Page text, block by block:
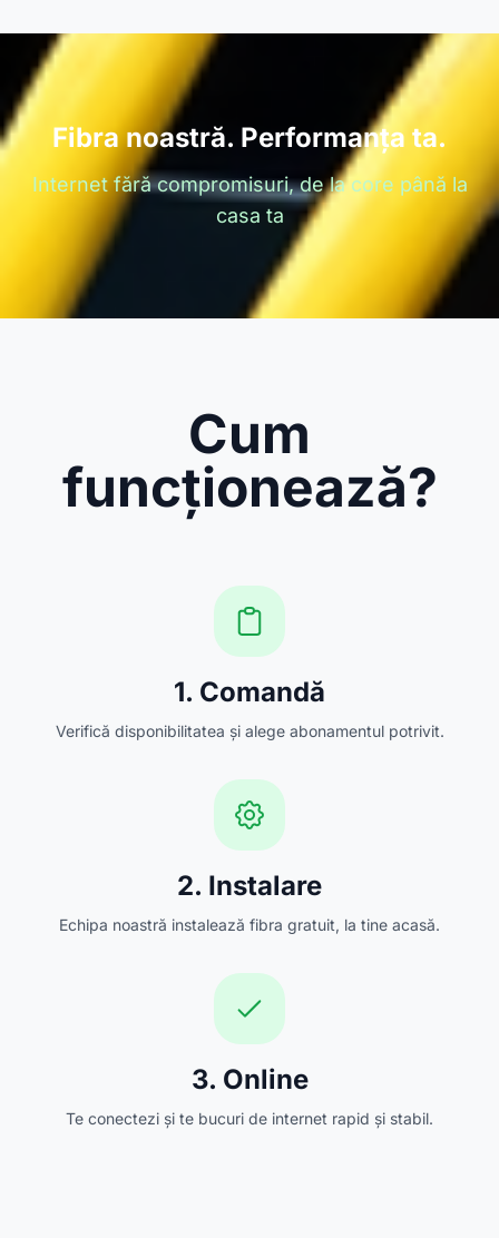
Fibra noastră. Performanța ta.
Internet fără compromisuri, de la core până la
casa ta
Cum
funcționează?
1. Comandă
Verifică disponibilitatea și alege abonamentul potrivit.
2. Instalare
Echipa noastră instalează fibra gratuit, la tine acasă.
3. Online
Te conectezi și te bucuri de internet rapid și stabil.